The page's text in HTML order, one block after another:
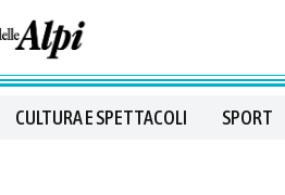
CULTURA E SPETTACOLI SPORT